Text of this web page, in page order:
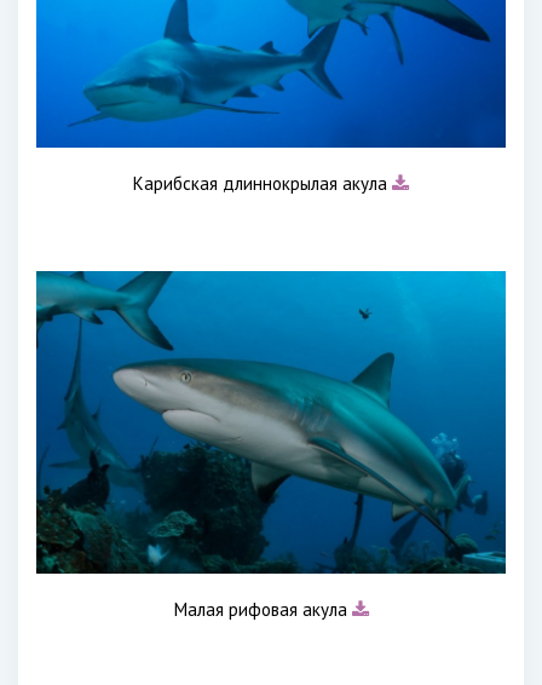
Карибская длиннокрылая акула
Малая рифовая акула